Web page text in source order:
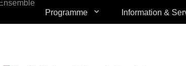
Programme Information &